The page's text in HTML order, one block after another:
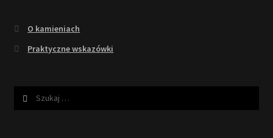
O kamieniach
Praktyczne wskazówki